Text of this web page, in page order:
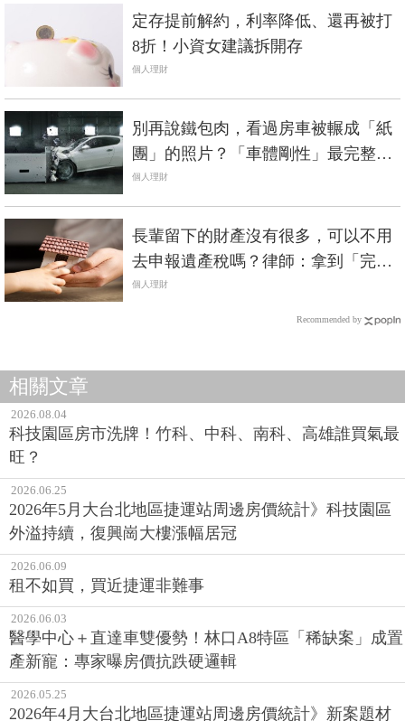
定存提前解約，利率降低、還再被打
8折！小資女建議拆開存
個人理財
別再說鐵包肉，看過房車被輾成「紙
團」的照片？「車體剛性」最完整解
析《中價位進口車篇》
個人理財
長輩留下的財產沒有很多，可以不用
去申報遺產稅嗎？律師：拿到「完稅
證明」才是關鍵
個人理財
Recommended by
相關文章
2026.08.04
科技園區房市洗牌！竹科、中科、南科、高雄誰買氣最
旺？
2026.06.25
2026年5月大台北地區捷運站周邊房價統計》科技園區
外溢持續，復興崗大樓漲幅居冠
2026.06.09
租不如買，買近捷運非難事
2026.06.03
醫學中心＋直達車雙優勢！林口A8特區「稀缺案」成置
產新寵：專家曝房價抗跌硬邏輯
2026.05.25
2026年4月大台北地區捷運站周邊房價統計》新案題材